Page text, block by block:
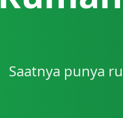
Saatnya punya